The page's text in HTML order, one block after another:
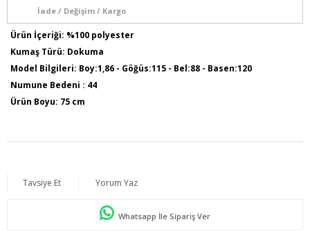
İade / Değişim / Kargo
Ürün İçeriği: %100 polyester
Kumaş Türü: Dokuma
Model Bilgileri: Boy:1,86 - Göğüs:115 - Bel:88 - Basen:120
Numune Bedeni : 44
Ürün Boyu: 75 cm
Tavsiye Et Yorum Yaz
Whatsapp İle Sipariş Ver